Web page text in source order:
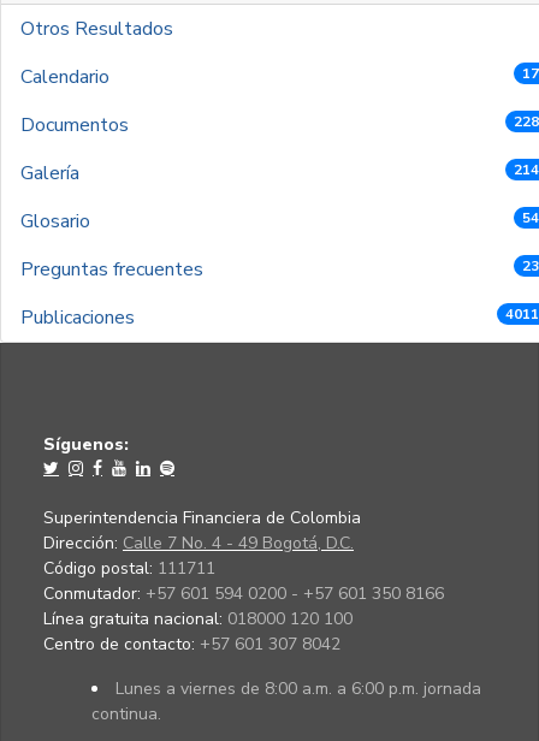
Otros Resultados
Calendario
Documentos
Galería
Glosario
Preguntas frecuentes
Publicaciones
Síguenos:
Superintendencia Financiera de Colombia
Dirección: Calle 7 No. 4 - 49 Bogotá, D.C.
Código postal: 111711
Conmutador: +57 601 594 0200 - +57 601 350 8166
Línea gratuita nacional: 018000 120 100
Centro de contacto: +57 601 307 8042
Lunes a viernes de 8:00 a.m. a 6:00 p.m. jornada
continua.